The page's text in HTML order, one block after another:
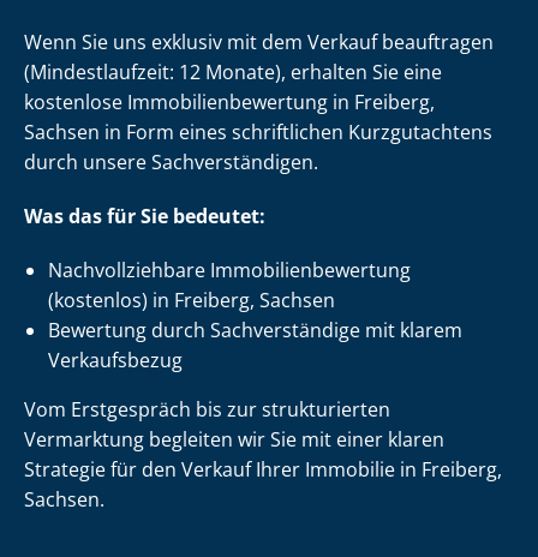
Wenn Sie uns exklusiv mit dem Verkauf beauftragen
(Mindestlaufzeit: 12 Monate), erhalten Sie eine
kostenlose Im­mo­bi­li­en­be­wer­tung in Freiberg,
Sachsen in Form eines schriftlichen Kurzgutachtens
durch unsere Sach­ver­stän­di­gen.
Was das für Sie bedeutet:
Nach­voll­zieh­ba­re Im­mo­bi­li­en­be­wer­tung
(kostenlos) in Freiberg, Sachsen
Bewertung durch Sachverständige mit klarem
Verkaufsbezug
Vom Erstgespräch bis zur strukturierten
Vermarktung begleiten wir Sie mit einer klaren
Strategie für den Verkauf Ihrer Immobilie in Freiberg,
Sachsen.